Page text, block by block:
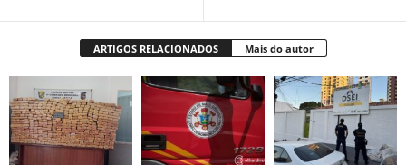
ARTIGOS RELACIONADOS Mais do autor